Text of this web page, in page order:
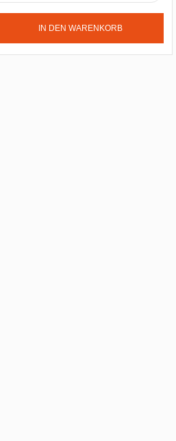
IN DEN WARENKORB